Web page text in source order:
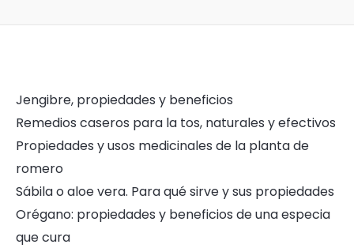
Jengibre, propiedades y beneficios
Remedios caseros para la tos, naturales y efectivos
Propiedades y usos medicinales de la planta de
romero
Sábila o aloe vera. Para qué sirve y sus propiedades
Orégano: propiedades y beneficios de una especia
que cura